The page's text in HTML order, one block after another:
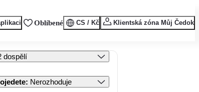
Oblíbené CS / Kč Klientská zóna Můj Čedok
dospělí
: Nerozhoduje